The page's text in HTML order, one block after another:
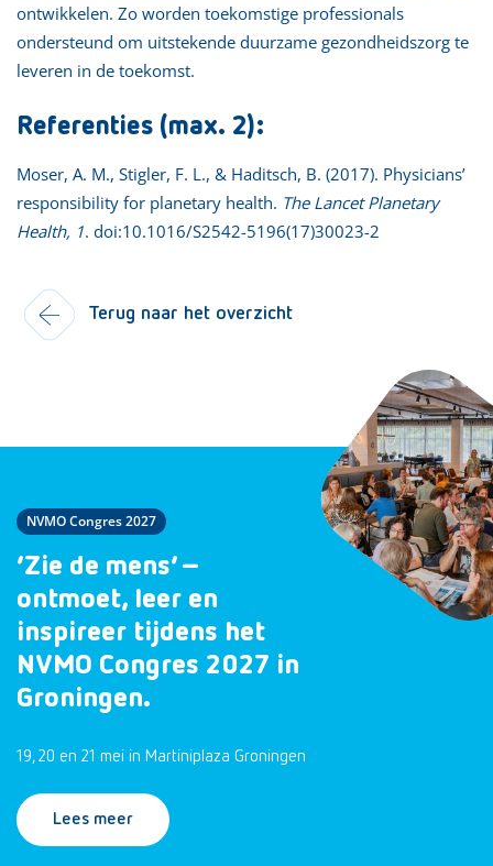
ontwikkelen. Zo worden toekomstige professionals
ondersteund om uitstekende duurzame gezondheidszorg te
leveren in de toekomst.
Referenties (max. 2):
Moser, A. M., Stigler, F. L., & Haditsch, B. (2017). Physicians’
responsibility for planetary health. The Lancet Planetary
Health, 1. doi:10.1016/S2542-5196(17)30023-2
Terug naar het overzicht
NVMO Congres 2027
‘Zie de mens’ –
ontmoet, leer en
inspireer tijdens het
NVMO Congres 2027 in
Groningen.
19, 20 en 21 mei in Martiniplaza Groningen
Lees meer